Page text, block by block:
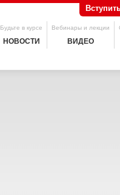
Будьте в курсе
НОВОСТИ
Вебинары и лекции
ВИДЕО